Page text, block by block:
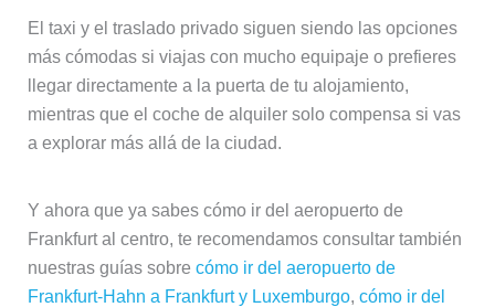
El taxi y el traslado privado siguen siendo las opciones
más cómodas si viajas con mucho equipaje o prefieres
llegar directamente a la puerta de tu alojamiento,
mientras que el coche de alquiler solo compensa si vas
a explorar más allá de la ciudad.
Y ahora que ya sabes cómo ir del aeropuerto de
Frankfurt al centro, te recomendamos consultar también
nuestras guías sobre cómo ir del aeropuerto de
Frankfurt-Hahn a Frankfurt y Luxemburgo, cómo ir del